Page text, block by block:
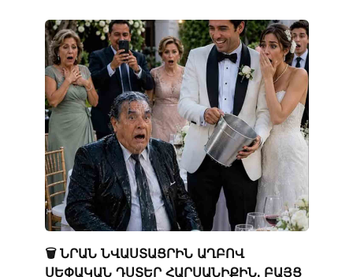
🗑️ ՆՐԱՆ ՆՎԱՍՏԱՑՐԻՆ ԱՂԲՈՎ
ՍԵՓԱԿԱՆ ԴՍՏԵՐ ՀԱՐՍԱՆԻՔԻՆ, ԲԱՅՑ